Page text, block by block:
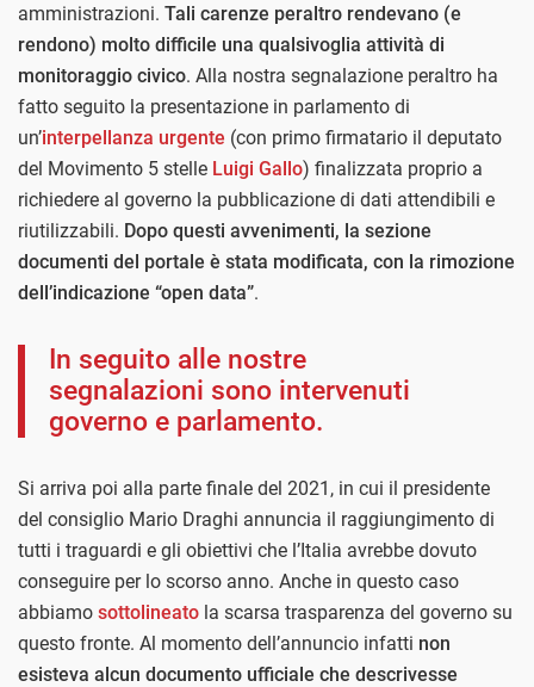
amministrazioni. Tali carenze peraltro rendevano (e
rendono) molto difficile una qualsivoglia attività di
monitoraggio civico. Alla nostra segnalazione peraltro ha
fatto seguito la presentazione in parlamento di
un’interpellanza urgente (con primo firmatario il deputato
del Movimento 5 stelle Luigi Gallo) finalizzata proprio a
richiedere al governo la pubblicazione di dati attendibili e
riutilizzabili. Dopo questi avvenimenti, la sezione
documenti del portale è stata modificata, con la rimozione
dell’indicazione “open data”.
In seguito alle nostre
segnalazioni sono intervenuti
governo e parlamento.
Si arriva poi alla parte finale del 2021, in cui il presidente
del consiglio Mario Draghi annuncia il raggiungimento di
tutti i traguardi e gli obiettivi che l’Italia avrebbe dovuto
conseguire per lo scorso anno. Anche in questo caso
abbiamo sottolineato la scarsa trasparenza del governo su
questo fronte. Al momento dell’annuncio infatti non
esisteva alcun documento ufficiale che descrivesse